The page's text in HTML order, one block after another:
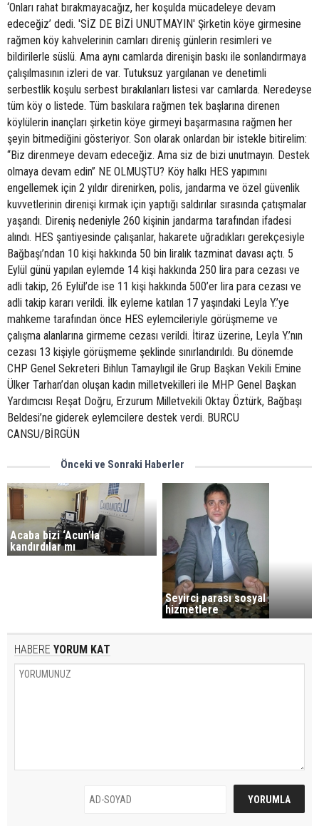
‘Onları rahat bırakmayacağız, her koşulda mücadeleye devam
edeceğiz’ dedi. 'SİZ DE BİZİ UNUTMAYIN' Şirketin köye girmesine
rağmen köy kahvelerinin camları direniş günlerin resimleri ve
bildirilerle süslü. Ama aynı camlarda direnişin baskı ile sonlandırmaya
çalışılmasının izleri de var. Tutuksuz yargılanan ve denetimli
serbestlik koşulu serbest bırakılanları listesi var camlarda. Neredeyse
tüm köy o listede. Tüm baskılara rağmen tek başlarına direnen
köylülerin inançları şirketin köye girmeyi başarmasına rağmen her
şeyin bitmediğini gösteriyor. Son olarak onlardan bir istekle bitirelim:
“Biz direnmeye devam edeceğiz. Ama siz de bizi unutmayın. Destek
olmaya devam edin” NE OLMUŞTU? Köy halkı HES yapımını
engellemek için 2 yıldır direnirken, polis, jandarma ve özel güvenlik
kuvvetlerinin direnişi kırmak için yaptığı saldırılar sırasında çatışmalar
yaşandı. Direniş nedeniyle 260 kişinin jandarma tarafından ifadesi
alındı. HES şantiyesinde çalışanlar, hakarete uğradıkları gerekçesiyle
Bağbaşı’ndan 10 kişi hakkında 50 bin liralık tazminat davası açtı. 5
Eylül günü yapılan eylemde 14 kişi hakkında 250 lira para cezası ve
adli takip, 26 Eylül’de ise 11 kişi hakkında 500’er lira para cezası ve
adli takip kararı verildi. İlk eyleme katılan 17 yaşındaki Leyla Y.’ye
mahkeme tarafından önce HES eylemcileriyle görüşmeme ve
çalışma alanlarına girmeme cezası verildi. İtiraz üzerine, Leyla Y.’nın
cezası 13 kişiyle görüşmeme şeklinde sınırlandırıldı. Bu dönemde
CHP Genel Sekreteri Bihlun Tamaylıgil ile Grup Başkan Vekili Emine
Ülker Tarhan’dan oluşan kadın milletvekilleri ile MHP Genel Başkan
Yardımcısı Reşat Doğru, Erzurum Milletvekili Oktay Öztürk, Bağbaşı
Beldesi’ne giderek eylemcilere destek verdi. BURCU
CANSU/BİRGÜN
Önceki ve Sonraki Haberler
Acaba bizi ‘Acun’la
kandırdılar mı
Seyirci parası sosyal
hizmetlere
HABERE YORUM KAT